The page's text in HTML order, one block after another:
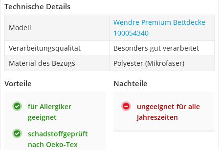
Technische Details
Modell
Wendre Premium Bettdecke
100054340
Verarbeitungsqualität
Besonders gut verarbeitet
Material des Bezugs
Polyester (Mikrofaser)
Vorteile
für Allergiker
geeignet
schadstoffgeprüft
nach Oeko-Tex
Nachteile
ungeeignet für alle
Jahreszeiten